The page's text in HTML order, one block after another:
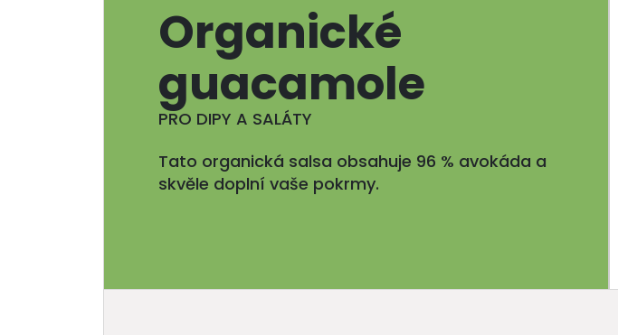
Organické
guacamole
PRO DIPY A SALÁTY
Tato organická salsa obsahuje 96 % avokáda a
skvěle doplní vaše pokrmy.